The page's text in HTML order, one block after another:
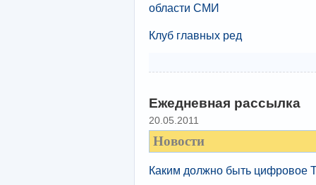
области СМИ
Клуб главных ред
Ежедневная рассылка
20.05.2011
Новости
Каким должно быть цифровое